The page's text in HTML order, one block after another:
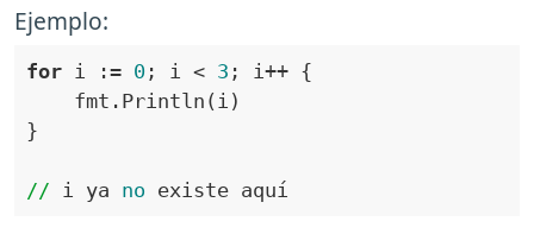
Ejemplo:
for i := 0; i < 3
// i ya no